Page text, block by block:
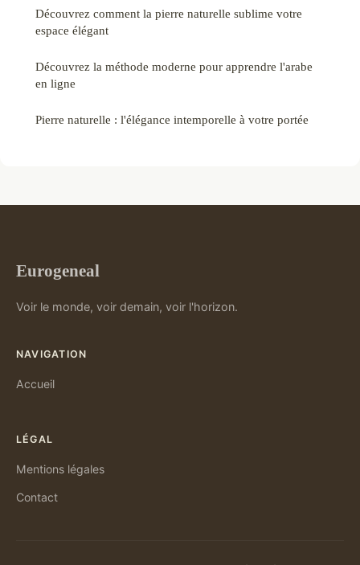
Découvrez comment la pierre naturelle sublime votre
espace élégant
Découvrez la méthode moderne pour apprendre l'arabe
en ligne
Pierre naturelle : l'élégance intemporelle à votre portée
Eurogeneal
Voir le monde, voir demain, voir l'horizon.
NAVIGATION
Accueil
LÉGAL
Mentions légales
Contact